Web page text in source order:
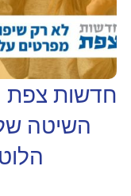
חדשות צפת |
השיטה